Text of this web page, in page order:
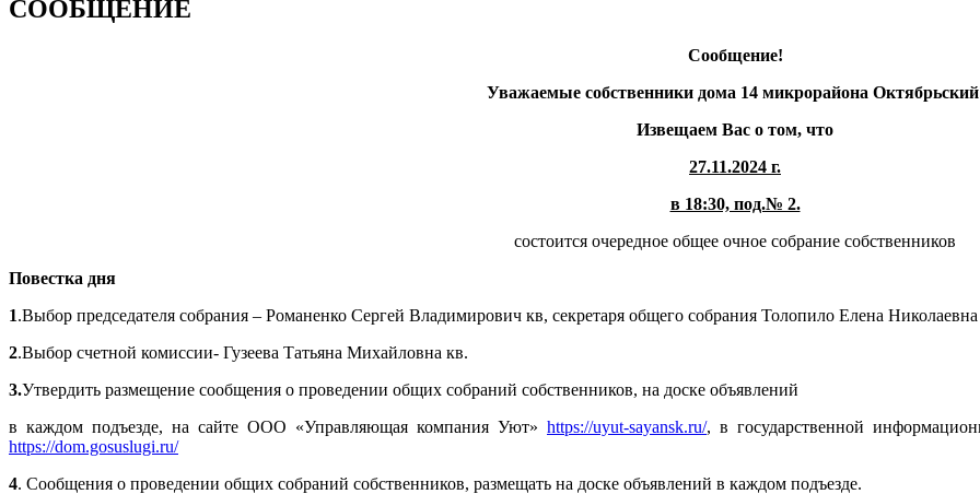
СООБЩЕНИЕ
Сообщение!
Уважаемые собственники дома 14 микрорайона
Извещаем Вас о том, что
27.11.2024 г.
в 18:30, под.№ 2.
состоится очередное общее очное собрание собственников
Повестка дня
1.Выбор председателя собрания – Романенко Сергей Владимирович кв, секретаря общего собрания Толопило Елена Николаевна
2.Выбор счетной комиссии- Гузеева Татьяна Михайловна кв.
3.Утвердить размещение сообщения о проведении общих собраний собственников, на доске объявлений
в каждом подъезде, на сайте ООО «Управляющая компания Уют» https://uyut-sayansk.ru/, в государственной
https://dom.gosuslugi.ru/
4. Сообщения о проведении общих собраний собственников, размещать на доске объявлений в каждом подъезде.